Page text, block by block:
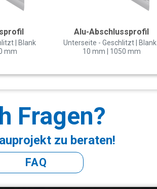
| Blank
mm
Alu-Abschlussprofil
Unterseite - Geschlitzt | Blank |
10 mm | 1050 mm
Fragen?
zu beraten!
FAQ